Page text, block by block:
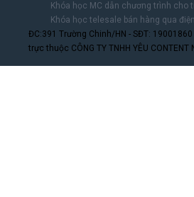
Khóa học MC dẫn chương trình cho
Khóa học telesale bán hàng qua
ĐC:391 Trường Chinh/HN - SĐT:
trực thuộc CÔNG TY TNHH YÊU CONTENT